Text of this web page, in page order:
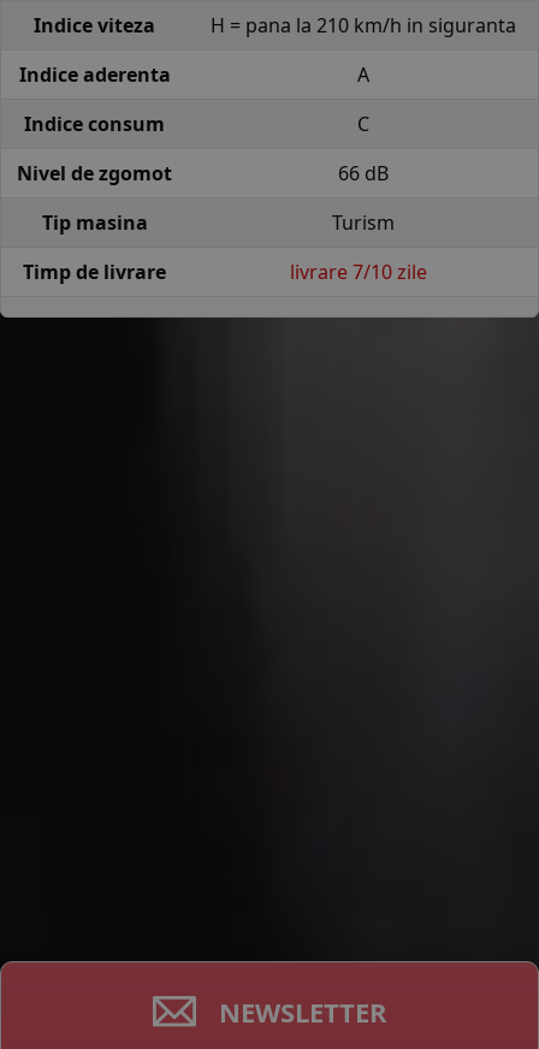
Indice viteza
H = pana la 210 km/h in siguranta
Indice aderenta
A
Indice consum
C
Nivel de zgomot
66 dB
Tip masina
Turism
Timp de livrare
livrare 7/10 zile
NEWSLETTER